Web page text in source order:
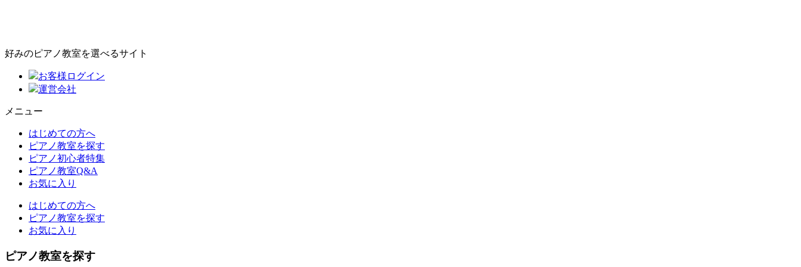
好みのピアノ教室を選べるサイト
お客様ログイン
運営会社
メニュー
はじめての方へ
ピアノ教室を探す
ピアノ初心者特集
ピアノ教室Q&A
お気に入り
はじめての方へ
ピアノ教室を探す
お気に入り
ピアノ教室を探す